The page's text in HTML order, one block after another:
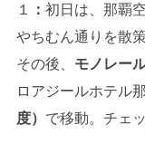
１ ： 初日は、那覇
やちむん通りを散策
その後、 モノレー
ロアジールホテル
度） で移動。チェ